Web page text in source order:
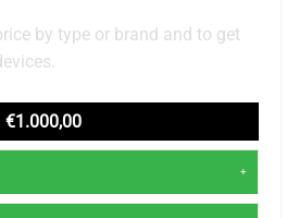
by type or brand and to get
€1.000,00